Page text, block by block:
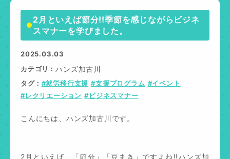
2月といえば節分!!季節を感じながらビジネ
スマナーを学びました。
2025.03.03
カテゴリ
ハンズ加古川
タグ #就労移行支援 #支援プログラム #イベント
#レクリエーション #ビジネスマナー
こんにちは、ハンズ加古川です。
2月といえば、「節分」「豆まき」ですよね!!ハンズ加